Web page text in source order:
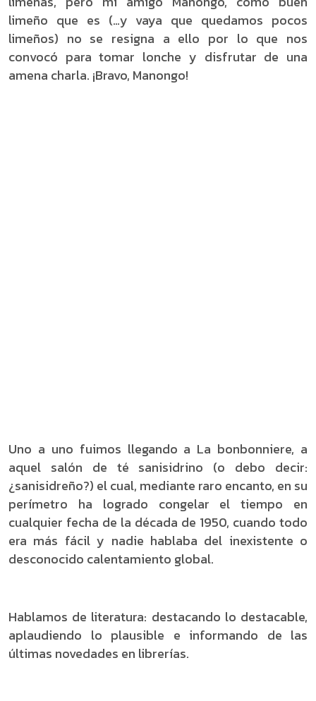
limeño que es (…y vaya que quedamos pocos
limeños) no se resigna a ello por lo que nos
convocó para tomar lonche y disfrutar de una
amena charla. ¡Bravo, Manongo!
Uno a uno fuimos llegando a La bonbonniere, a
aquel salón de té sanisidrino (o debo decir:
¿sanisidreño?) el cual, mediante raro encanto, en su
perímetro ha logrado congelar el tiempo en
cualquier fecha de la década de 1950, cuando todo
era más fácil y nadie hablaba del inexistente o
desconocido calentamiento global.
Hablamos de literatura: destacando lo destacable,
aplaudiendo lo plausible e informando de las
últimas novedades en librerías.